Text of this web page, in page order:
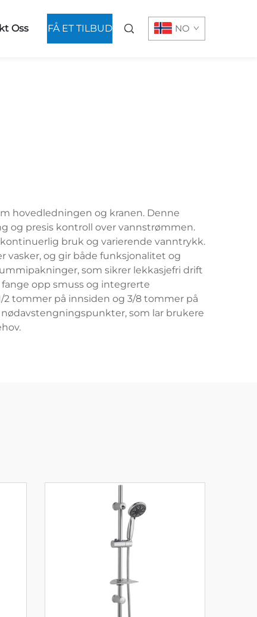
Oss FÅ ET TILBUD NO
hovedledningen og kranen. Denne
og presis kontroll over vannstrømmen.
bruk og varierende vanntrykk.
vasker, og gir både funksjonalitet og
som sikrer lekkasjefri drift
opp smuss og integrerte
tommer på innsiden og 3/8 tommer på
som lar brukere